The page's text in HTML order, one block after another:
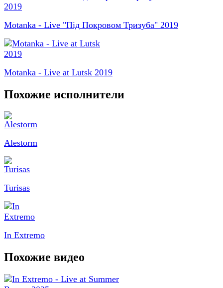
Motanka - Live "Під Покровом Тризуба" 2019
Motanka - Live at Lutsk 2019
Похожие исполнители
Alestorm
Turisas
In Extremo
Похожие видео